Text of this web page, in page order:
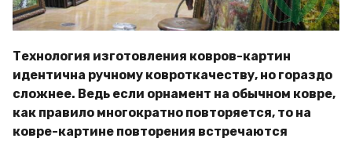
Технология изготовления ковров-картин
идентична ручному ковроткачеству, но гораздо
сложнее. Ведь если орнамент на обычном ковре,
как правило многократно повторяется, то на
ковре-картине повторения встречаются